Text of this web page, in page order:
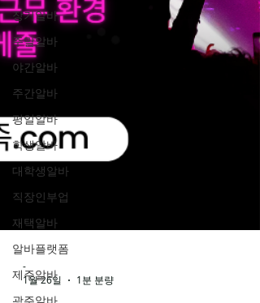
장기알바
주말알바
야간알바
주간알바
평일알바
학생알바
대학생알바
직장인부업
재택알바
알바플랫폼
제주알바
-